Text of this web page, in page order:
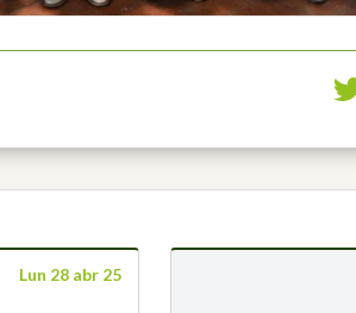
Lun 28 abr 25